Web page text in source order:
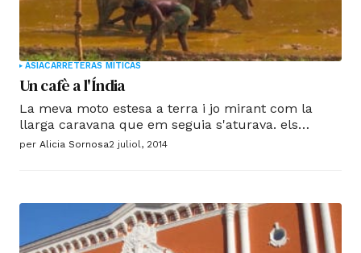
ÀSIACARRETERAS MÍTICAS
Un cafè a l'Índia
La meva moto estesa a terra i jo mirant com la
llarga caravana que em seguia s'aturava. els
cotxes, com petites formigues, van començar a
m'ajudava ...
per Alicia Sornosa2 juliol, 2014